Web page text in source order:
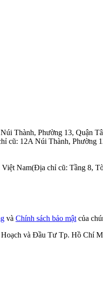
Thành, Phường 13, Quận
cũ: 12A Núi Thành, Phường
Việt Nam(Địa chỉ cũ: Tầng 8,
và Chính sách bảo mật của
Hoạch và Đầu Tư Tp. Hồ Chí